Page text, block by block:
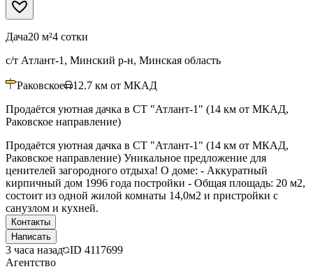
Дача20 м²4 сотки
с/т Атлант-1, Минский р-н, Минская область
Раковское 12.7 км от МКАД
Продаётся уютная дачка в СТ "Атлант-1" (14 км от МКАД,
Раковское направление)
Продаётся уютная дачка в СТ "Атлант-1" (14 км от МКАД,
Раковское направление) Уникальное предложение для
ценителей загородного отдыха! О доме: - Аккуратный
кирпичный дом 1996 года постройки - Общая площадь: 20 м2,
состоит из одной жилой комнаты 14,0м2 и пристройки с
санузлом и кухней.
Контакты
Написать
3 часа назад ID 4117699
Агентство